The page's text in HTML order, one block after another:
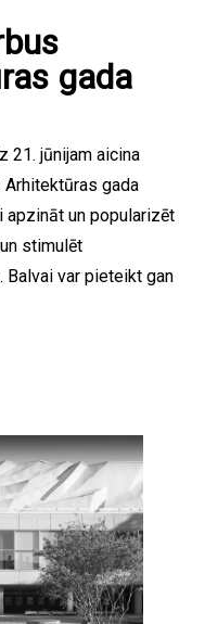
gada
21. jūnijam aicina
gada
apzināt un popularizēt
stimulēt
var pieteikt gan